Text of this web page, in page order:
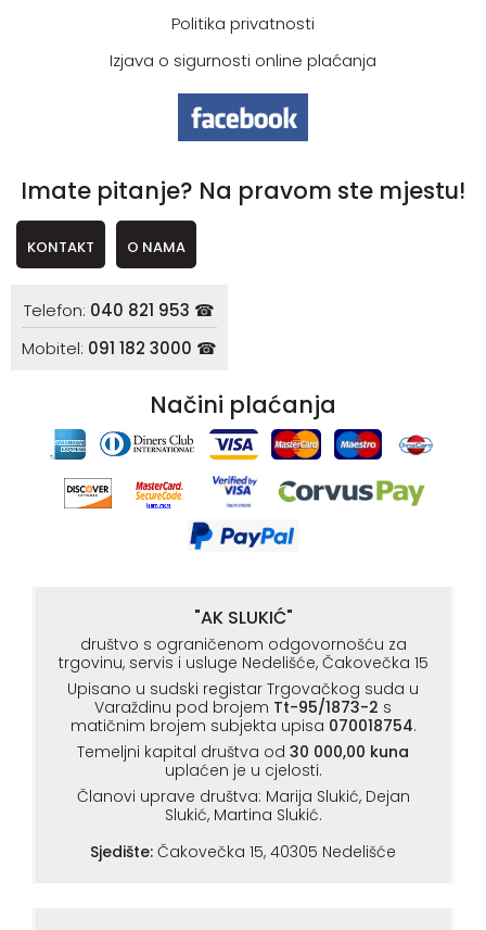
Politika privatnosti
Izjava o sigurnosti online plaćanja
Imate pitanje? Na pravom ste mjestu!
KONTAKT O NAMA
Telefon: 040 821 953 ☎
Mobitel: 091 182 3000 ☎
Načini plaćanja
"AK SLUKIĆ"
društvo s ograničenom odgovornošću za
trgovinu, servis i usluge Nedelišće, Čakovečka 15
Upisano u sudski registar Trgovačkog suda u
Varaždinu pod brojem Tt-95/1873-2 s
matičnim brojem subjekta upisa 070018754.
Temeljni kapital društva od 30 000,00 kuna
uplaćen je u cjelosti.
Članovi uprave društva: Marija Slukić, Dejan
Slukić, Martina Slukić.
Sjedište: Čakovečka 15, 40305 Nedelišće